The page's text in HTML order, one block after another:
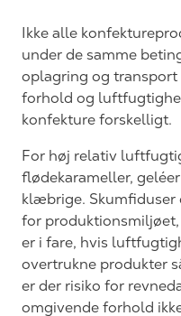
Ikke alle
under de samme
oplagring og transport
forhold og
konfekture forskelligt.
For høj relativ
flødekarameller,
klæbrige. Skumfiduser
for
er i fare, hvis
overtrukne produkter
er der risiko for
omgivende forhold